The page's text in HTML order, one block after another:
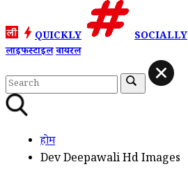
QUICKLY SOCIALLY
लाइफस्टाइलवायरल
होम
Dev Deepawali Hd Images